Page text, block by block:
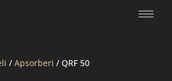
/Apsorberi / QRF 50